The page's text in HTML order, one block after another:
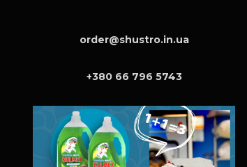
і
н
:
8
5
7
0
,
0
0
order@shustro.in.ua
+380 66 796 5743